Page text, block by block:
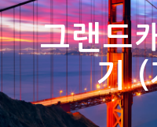
그랜드
기 (